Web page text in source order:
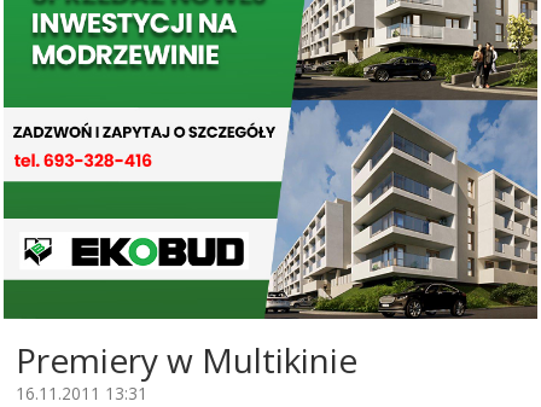
Premiery w Multikinie
16.11.2011 13:31